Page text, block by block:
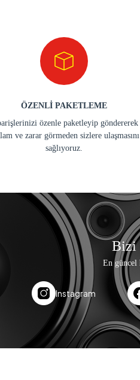
ÖZENLİ PAKETLEME
özenle paketleyip göndererek
ve zarar görmeden sizlere ulaşmasını
sağlıyoruz.
Bizi
En güncel
Instagram